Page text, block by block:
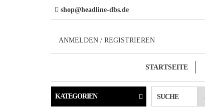
shop@headline-dbs.de
ANMELDEN / REGISTRIEREN
STARTSEITE
KATEGORIEN SUCHE